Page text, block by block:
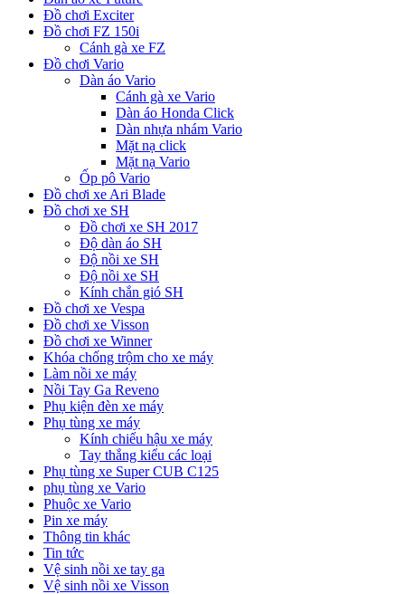
Đồ chơi Exciter
Đồ chơi FZ 150i
Cánh gà xe FZ
Đồ chơi Vario
Dàn áo Vario
Cánh gà xe Vario
Dàn áo Honda Click
Dàn nhựa nhám Vario
Mặt nạ click
Mặt nạ Vario
Ốp pô Vario
Đồ chơi xe Ari Blade
Đồ chơi xe SH
Đồ chơi xe SH 2017
Độ dàn áo SH
Độ nồi xe SH
Độ nồi xe SH
Kính chắn gió SH
Đồ chơi xe Vespa
Đồ chơi xe Visson
Đồ chơi xe Winner
Khóa chống trộm cho xe máy
Làm nồi xe máy
Nồi Tay Ga Reveno
Phụ kiện đèn xe máy
Phụ tùng xe máy
Kính chiếu hậu xe máy
Tay thắng kiểu các loại
Phụ tùng xe Super CUB C125
phụ tùng xe Vario
Phuộc xe Vario
Pin xe máy
Thông tin khác
Tin tức
Vệ sinh nồi xe tay ga
Vệ sinh nồi xe Visson